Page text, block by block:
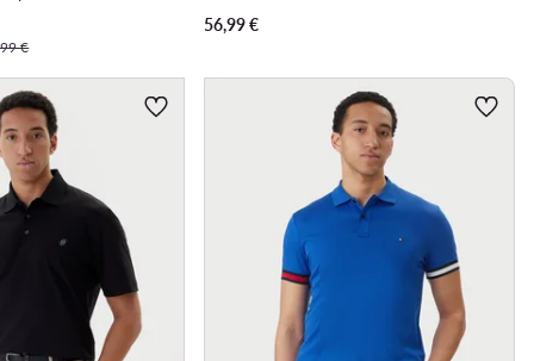
€
56,99€